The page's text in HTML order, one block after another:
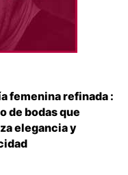
femenina refinada :
de bodas que
elegancia y